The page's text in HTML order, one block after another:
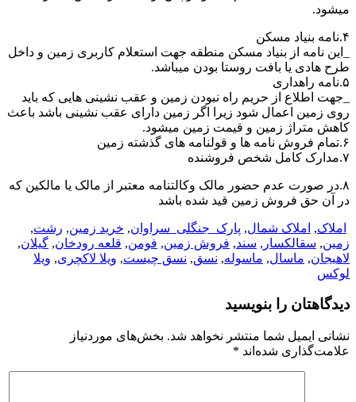
میشود.
۴.نامه بنیاد مسکن
_این نامه از بنیاد مسکن منطقه جهت استعلام کاربری زمین و داخل
طرح هادی یا بافت روستا بودن میباشد.
۵.نامه راهداری
_جهت اطلاع از حریم راه نبودن زمین و عقب نشینی هایی که باید
روی زمین اعمال شود زیرا اگر زمین دارای عقب نشینی باشد باعث
کاهش متراژ زمین و قیمت زمین میشود.
۶.‌تمام فروش نامه ها و قولنامه های گذشته زمین
۷.مدارک کامل شخص فروشنده
۸.در صورت عدم حضور مالک وکالتنامه معتبر از مالک یا مالکین که
در آن حق فروش زمین قید شده باشد
املاک, املاک شمال, پارک_جنگلی_سراوان, خرید زمین, رشت,
زمین, سقالکسار , سند, فروش زمین, فومن, قلعه رودخان, گیلان,
لاهیجان, ماسال, ماسوله, نسق, نسق چیست, ویلا لاکچری, ویلا
لوکس
دیدگاهتان را بنویسید
نشانی ایمیل شما منتشر نخواهد شد. بخش‌های موردنیاز
علامت‌گذاری شده‌اند *